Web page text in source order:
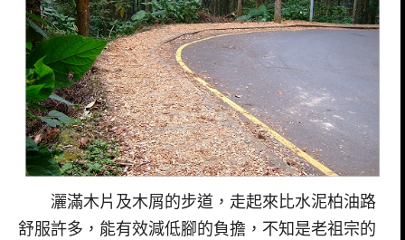
灑滿木片及木屑的步道，走起來比水泥柏油路
舒服許多，能有效減低腳的負擔，不知是老祖宗的